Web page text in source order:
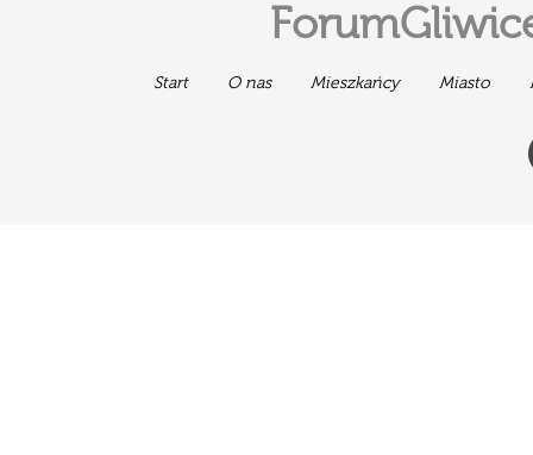
Start O nas Mieszkańcy Miasto